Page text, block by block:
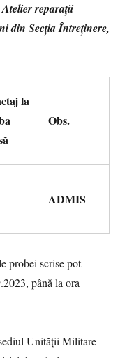
reparații
din Secția Întreținere,
la
Obs.
ADMIS
probei scrise pot
până la ora
Unității Militare